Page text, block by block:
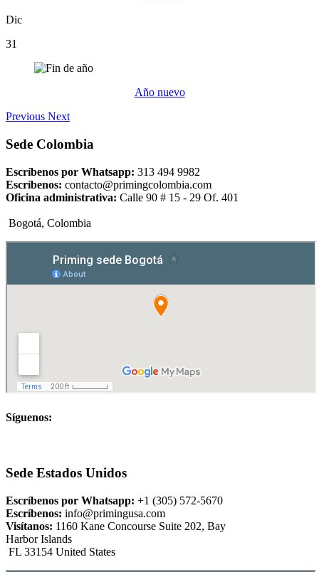
Dic
31
Año nuevo
Previous Next
Sede Colombia
Escríbenos por Whatsapp: 313 494 9982
Escríbenos: contacto@primingcolombia.com
Oficina administrativa: Calle 90 # 15 - 29 Of. 401
Bogotá, Colombia
Síguenos:
Sede Estados Unidos
Escríbenos por Whatsapp: +1 (305) 572-5670
Escríbenos: info@primingusa.com
Visítanos: 1160 Kane Concourse Suite 202, Bay
Harbor Islands
FL 33154 United States